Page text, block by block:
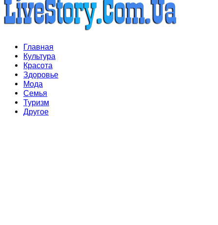
Главная
Культура
Красота
Здоровье
Мода
Семья
Туризм
Другое